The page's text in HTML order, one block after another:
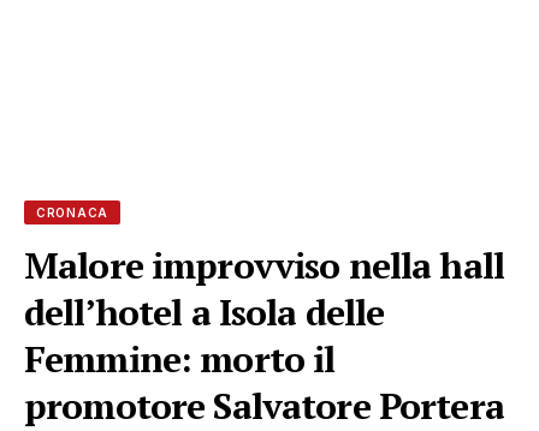
CRONACA
Malore improvviso nella hall
dell’hotel a Isola delle
Femmine: morto il
promotore Salvatore Portera